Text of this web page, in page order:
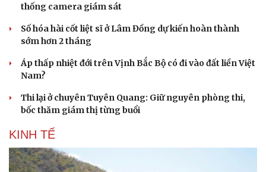
thống camera giám sát
Số hóa hài cốt liệt sĩ ở Lâm Đồng dự kiến hoàn thành
sớm hơn 2 tháng
Áp thấp nhiệt đới trên Vịnh Bắc Bộ có đi vào đất liền Việt
Nam?
Thi lại ở chuyên Tuyên Quang: Giữ nguyên phòng thi,
bốc thăm giám thị từng buổi
KINH TẾ